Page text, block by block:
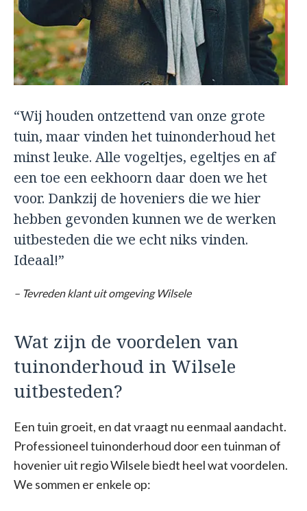
“Wij houden ontzettend van onze grote
tuin, maar vinden het tuinonderhoud het
minst leuke. Alle vogeltjes, egeltjes en af
een toe een eekhoorn daar doen we het
voor. Dankzij de hoveniers die we hier
hebben gevonden kunnen we de werken
uitbesteden die we echt niks vinden.
Ideaal!”
– Tevreden klant uit omgeving Wilsele
Wat zijn de voordelen van
tuinonderhoud in Wilsele
uitbesteden?
Een tuin groeit, en dat vraagt nu eenmaal aandacht.
Professioneel tuinonderhoud door een tuinman of
hovenier uit regio Wilsele biedt heel wat voordelen.
We sommen er enkele op: